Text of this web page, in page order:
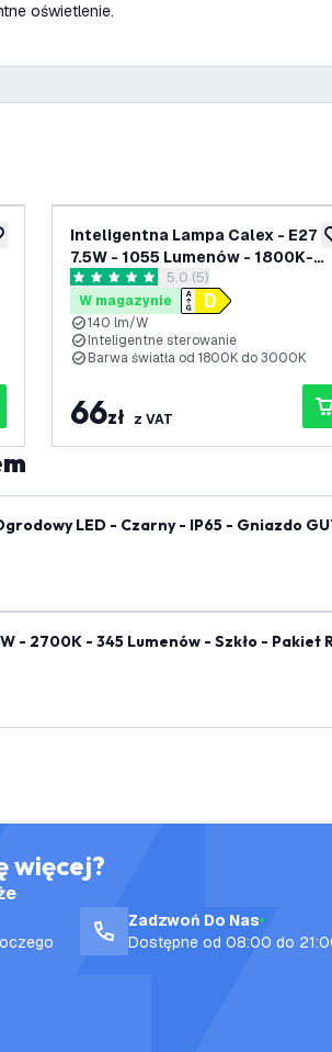
oświetlenie.
do listy życzeń
Inteligentna Lampa Calex - E27 -
7.5W - 1055 Lumenów - 1800K-
3000K
otwórz panel recenzji
5 Gwiazdki oceny5.0 (5)
W magazynie
140 lm/W
Inteligentne sterowanie
Barwa światła od 1800K do 3000K
66zł z VAT
Reflektor Ogrodowy LED - Czarny - IP65 -
- 2700K - 345 Lumenów - Szkło - Pakiet
więcej?
Zadzwoń Do Nas
Dostępne od 08:00 do